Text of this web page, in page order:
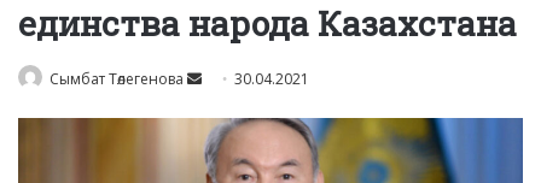
единства народа Казахстана
Сымбат Төлегенова
Send
email
30.04.2021